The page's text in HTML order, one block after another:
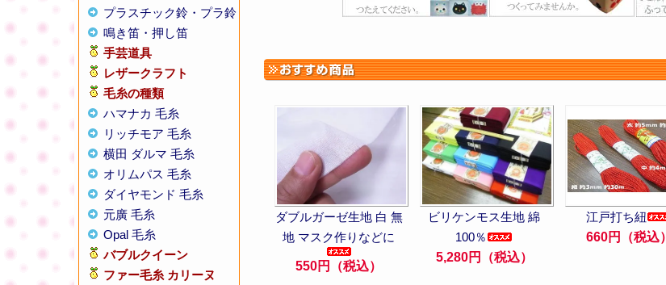
プラスチック鈴・プラ鈴
鳴き笛・押し笛
手芸道具
レザークラフト
毛糸の種類
ハマナカ 毛糸
リッチモア 毛糸
横田 ダルマ 毛糸
オリムパス 毛糸
ダイヤモンド 毛糸
元廣 毛糸
Opal 毛糸
バブルクイーン
ファー毛糸 カリーヌ
ダブルガーゼ生地 白 無
地 マスク作りなどに
550円（税込）
ビリケンモス生地 綿
100％
5,280円（税込）
江戸打ち紐
660円（税込）